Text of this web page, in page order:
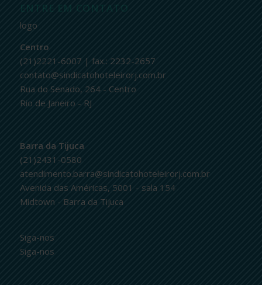
ENTRE EM CONTATO
logo
Centro
(21)2221-6007 | fax.: 2232-2657
contato@sindicatohoteleirorj.com.br
Rua do Senado, 264 - Centro
Rio de Janeiro - RJ
Barra da Tijuca
(21)2431-0580
atendimento.barra@sindicatohoteleirorj.com.br
Avenida das Américas, 5001 - sala 154
Midtown - Barra da Tijuca
Siga-nos
Siga-nos